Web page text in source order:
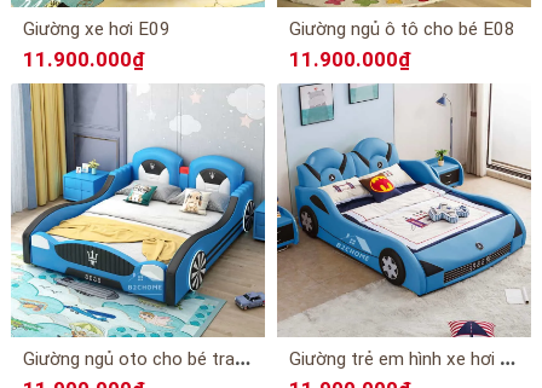
Giường xe hơi E09
11.900.000₫
Giường ngủ ô tô cho bé E08
11.900.000₫
G
iường ngủ oto cho bé trai E07 G
iường trẻ em hình xe hơi E04